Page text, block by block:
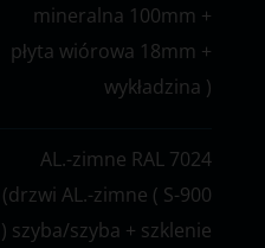
mineralna 100mm +
płyta wiórowa 18mm +
wykładzina )
AL.-zimne RAL 7024
(drzwi AL.-zimne ( S-900
) szyba/szyba + szklenie